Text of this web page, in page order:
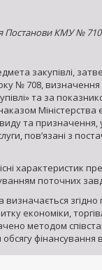
Постанови КМУ №
закупівлі,
№ 708,
та за
Міністерства
та
пов’язані з
характеристик
поточних
економіки,
методом
обсягу